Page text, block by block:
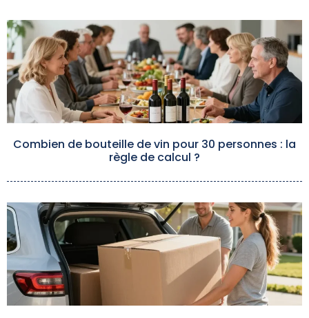
Combien de bouteille de vin pour 30 personnes : la
règle de calcul ?